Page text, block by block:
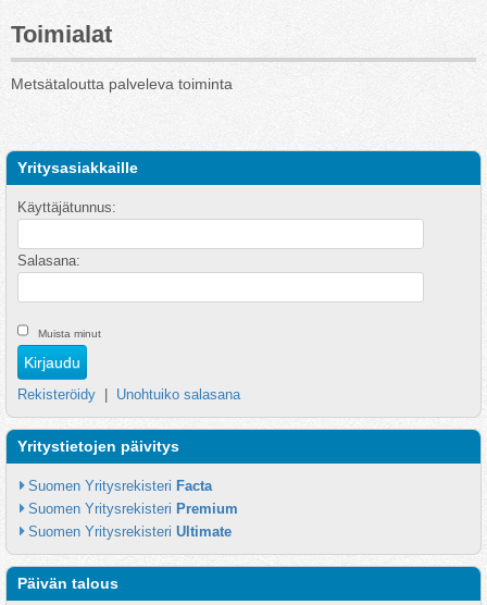
Toimialat
Metsätaloutta palveleva toiminta
Yritysasiakkaille
Käyttäjätunnus:
Salasana:
Muista minut
Rekisteröidy Unohtuiko salasana
Yritystietojen päivitys
Suomen Yritysrekisteri Facta
Suomen Yritysrekisteri Premium
Suomen Yritysrekisteri Ultimate
Päivän talous